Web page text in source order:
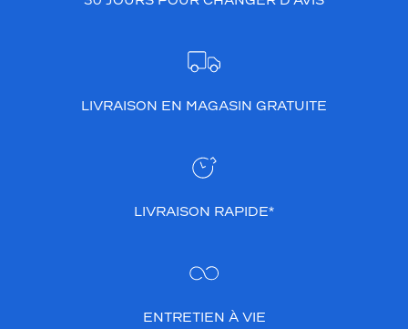
LIVRAISON EN MAGASIN GRATUITE
LIVRAISON RAPIDE*
ENTRETIEN À VIE